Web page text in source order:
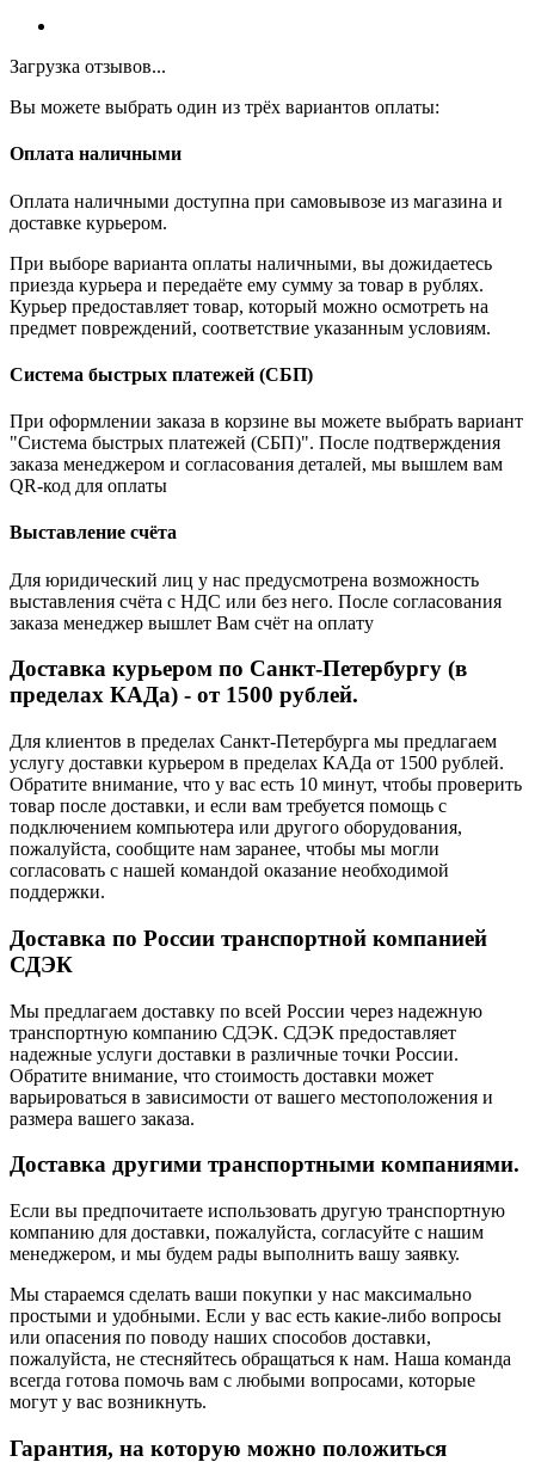
Загрузка отзывов...
Вы можете выбрать один из трёх вариантов оплаты:
Оплата наличными
Оплата наличными доступна при самовывозе из магазина и
доставке курьером.
При выборе варианта оплаты наличными, вы дожидаетесь
приезда курьера и передаёте ему сумму за товар в рублях.
Курьер предоставляет товар, который можно осмотреть на
предмет повреждений, соответствие указанным условиям.
Система быстрых платежей (СБП)
При оформлении заказа в корзине вы можете выбрать вариант
"Система быстрых платежей (СБП)". После подтверждения
заказа менеджером и согласования деталей, мы вышлем вам
QR-код для оплаты
Выставление счёта
Для юридический лиц у нас предусмотрена возможность
выставления счёта с НДС или без него. После согласования
заказа менеджер вышлет Вам счёт на оплату
Доставка курьером по Санкт-Петербургу (в
пределах КАДа) - от 1500 рублей.
Для клиентов в пределах Санкт-Петербурга мы предлагаем
услугу доставки курьером в пределах КАДа от 1500 рублей.
Обратите внимание, что у вас есть 10 минут, чтобы проверить
товар после доставки, и если вам требуется помощь с
подключением компьютера или другого оборудования,
пожалуйста, сообщите нам заранее, чтобы мы могли
согласовать с нашей командой оказание необходимой
поддержки.
Доставка по России транспортной компанией
СДЭК
Мы предлагаем доставку по всей России через надежную
транспортную компанию СДЭК. СДЭК предоставляет
надежные услуги доставки в различные точки России.
Обратите внимание, что стоимость доставки может
варьироваться в зависимости от вашего местоположения и
размера вашего заказа.
Доставка другими транспортными компаниями.
Если вы предпочитаете использовать другую транспортную
компанию для доставки, пожалуйста, согласуйте с нашим
менеджером, и мы будем рады выполнить вашу заявку.
Мы стараемся сделать ваши покупки у нас максимально
простыми и удобными. Если у вас есть какие-либо вопросы
или опасения по поводу наших способов доставки,
пожалуйста, не стесняйтесь обращаться к нам. Наша команда
всегда готова помочь вам с любыми вопросами, которые
могут у вас возникнуть.
Гарантия, на которую можно положиться